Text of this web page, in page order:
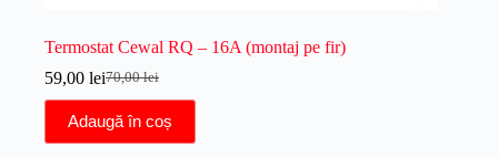
Termostat Cewal RQ – 16A (montaj pe fir)
70,00lei
Prețul
inițial
a
fost:
59,00 leiPrețul
curent
este:
59,00 lei.
Adaugă în coș